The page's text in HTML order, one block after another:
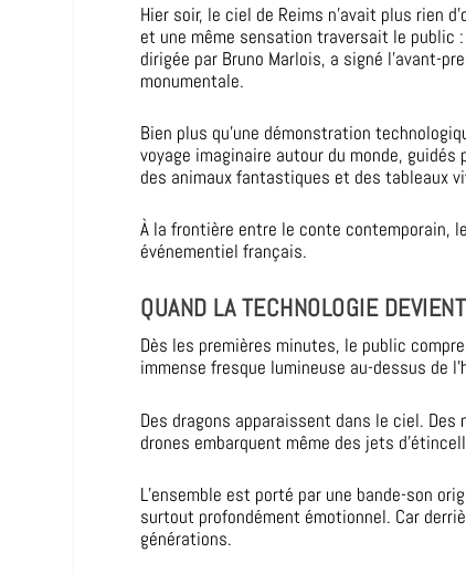
Hier soir, le ciel de Reims n’avait plus rien
et une même sensation traversait le public
dirigée par Bruno Marlois, a signé l’avant-
monumentale.
Bien plus qu’une démonstration
voyage imaginaire autour du monde,
des animaux fantastiques et des tableaux
À la frontière entre le conte contemporain,
événementiel français.
QUAND LA TECHNOLOGIE
Dès les premières minutes, le public
immense fresque lumineuse au-dessus de
Des dragons apparaissent dans le ciel.
drones embarquent même des jets
L’ensemble est porté par une bande-son
surtout profondément émotionnel. Car
générations.